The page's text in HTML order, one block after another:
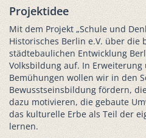
Projektidee
Mit dem Projekt „Schule und
Historisches Berlin e.V. über die
städtebaulichen Entwicklung
Volksbildung auf. In
Bemühungen wollen wir in den
Bewusstseinsbildung fördern,
dazu motivieren, die gebaute
das kulturelle Erbe als Teil der
lernen.